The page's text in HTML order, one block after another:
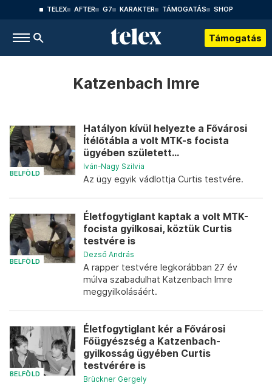
TELEX AFTER G7 KARAKTER TÁMOGATÁS SHOP
Támogatás
Katzenbach Imre
BELFÖLD
Hatályon kívül helyezte a Fővárosi
Ítélőtábla a volt MTK-s focista
ügyében született...
Iván-Nagy Szilvia
Az ügy egyik vádlottja Curtis testvére.
BELFÖLD
Életfogytiglant kaptak a volt MTK-
focista gyilkosai, köztük Curtis
testvére is
Dezső András
A rapper testvére legkorábban 27 év
múlva szabadulhat Katzenbach Imre
meggyilkolásáért.
BELFÖLD
Életfogytiglant kér a Fővárosi
Főügyészség a Katzenbach-
gyilkosság ügyében Curtis
testvérére is
Brückner Gergely